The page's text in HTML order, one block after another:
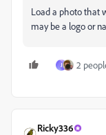
Load a photo that
may be a logo or
J 2
Ricky336